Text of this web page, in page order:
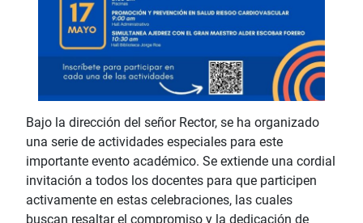
Bajo la dirección del señor Rector, se ha organizado
una serie de actividades especiales para este
importante evento académico. Se extiende una cordial
invitación a todos los docentes para que participen
activamente en estas celebraciones, las cuales
buscan resaltar el compromiso y la dedicación de